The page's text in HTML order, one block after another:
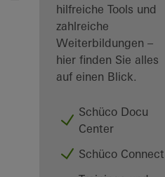
hilfreiche Tools und
zahlreiche
Weiterbildungen –
hier finden Sie alles
auf einen Blick.
Schüco Docu
Center
Schüco Connect